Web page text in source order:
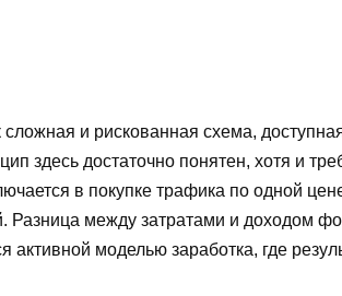
и рискованная схема,
здесь достаточно понятен, хотя и
в покупке трафика по одной
Разница между затратами и доходом
моделью заработка, где